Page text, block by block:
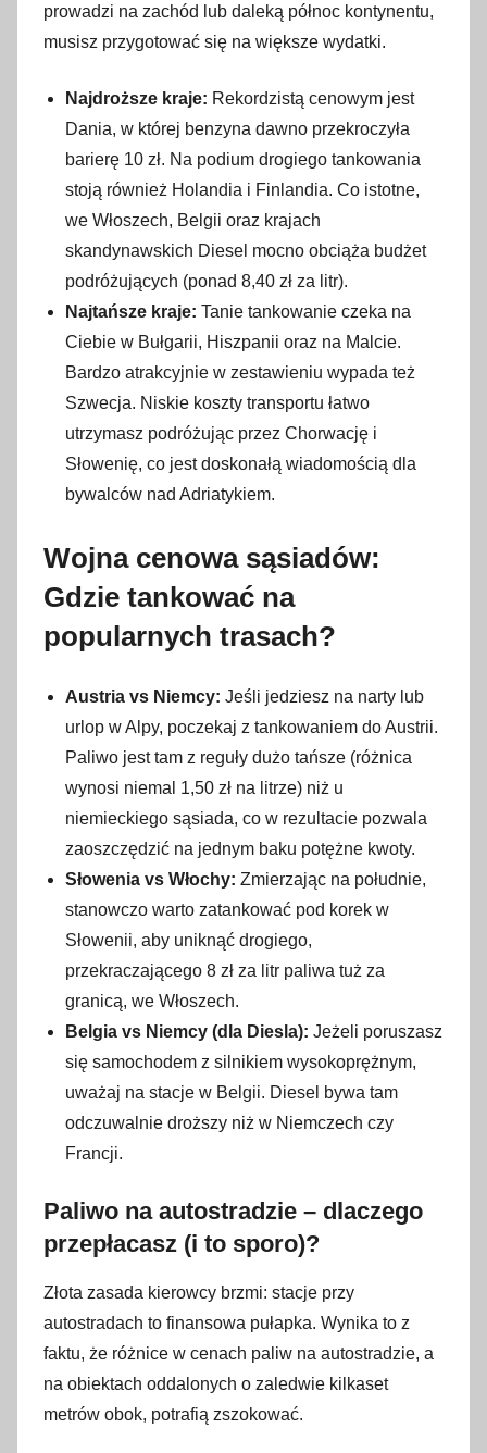
prowadzi na zachód lub daleką północ kontynentu,
musisz przygotować się na większe wydatki.
Najdroższe kraje: Rekordzistą cenowym jest
Dania, w której benzyna dawno przekroczyła
barierę 10 zł. Na podium drogiego tankowania
stoją również Holandia i Finlandia. Co istotne,
we Włoszech, Belgii oraz krajach
skandynawskich Diesel mocno obciąża budżet
podróżujących (ponad 8,40 zł za litr).
Najtańsze kraje: Tanie tankowanie czeka na
Ciebie w Bułgarii, Hiszpanii oraz na Malcie.
Bardzo atrakcyjnie w zestawieniu wypada też
Szwecja. Niskie koszty transportu łatwo
utrzymasz podróżując przez Chorwację i
Słowenię, co jest doskonałą wiadomością dla
bywalców nad Adriatykiem.
Wojna cenowa sąsiadów:
Gdzie tankować na
popularnych trasach?
Austria vs Niemcy: Jeśli jedziesz na narty lub
urlop w Alpy, poczekaj z tankowaniem do Austrii.
Paliwo jest tam z reguły dużo tańsze (różnica
wynosi niemal 1,50 zł na litrze) niż u
niemieckiego sąsiada, co w rezultacie pozwala
zaoszczędzić na jednym baku potężne kwoty.
Słowenia vs Włochy: Zmierzając na południe,
stanowczo warto zatankować pod korek w
Słowenii, aby uniknąć drogiego,
przekraczającego 8 zł za litr paliwa tuż za
granicą, we Włoszech.
Belgia vs Niemcy (dla Diesla): Jeżeli poruszasz
się samochodem z silnikiem wysokoprężnym,
uważaj na stacje w Belgii. Diesel bywa tam
odczuwalnie droższy niż w Niemczech czy
Francji.
Paliwo na autostradzie – dlaczego
przepłacasz (i to sporo)?
Złota zasada kierowcy brzmi: stacje przy
autostradach to finansowa pułapka. Wynika to z
faktu, że różnice w cenach paliw na autostradzie, a
na obiektach oddalonych o zaledwie kilkaset
metrów obok, potrafią zszokować.